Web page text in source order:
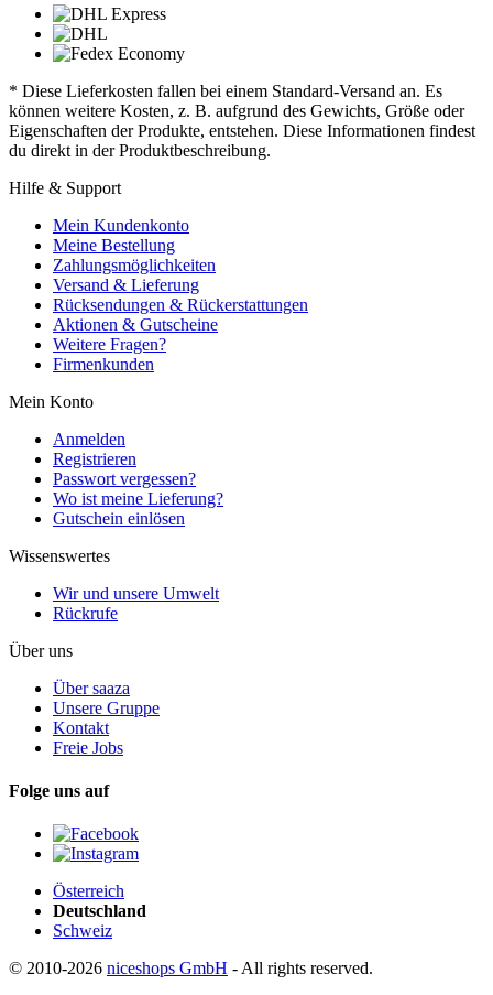
* Diese Lieferkosten fallen bei einem Standard-Versand an. Es
können weitere Kosten, z. B. aufgrund des Gewichts, Größe oder
Eigenschaften der Produkte, entstehen. Diese Informationen findest
du direkt in der Produktbeschreibung.
Hilfe & Support
Mein Kundenkonto
Meine Bestellung
Zahlungsmöglichkeiten
Versand & Lieferung
Rücksendungen & Rückerstattungen
Aktionen & Gutscheine
Weitere Fragen?
Firmenkunden
Mein Konto
Anmelden
Registrieren
Passwort vergessen?
Wo ist meine Lieferung?
Gutschein einlösen
Wissenswertes
Wir und unsere Umwelt
Rückrufe
Über uns
Über saaza
Unsere Gruppe
Kontakt
Freie Jobs
Folge uns auf
Österreich
Deutschland
Schweiz
© 2010-2026 niceshops GmbH - All rights reserved.